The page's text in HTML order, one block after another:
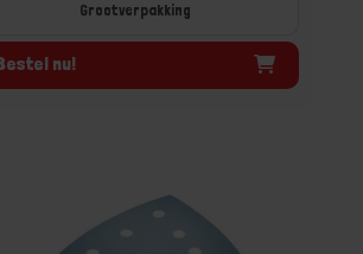
Grootverpakking
nu!